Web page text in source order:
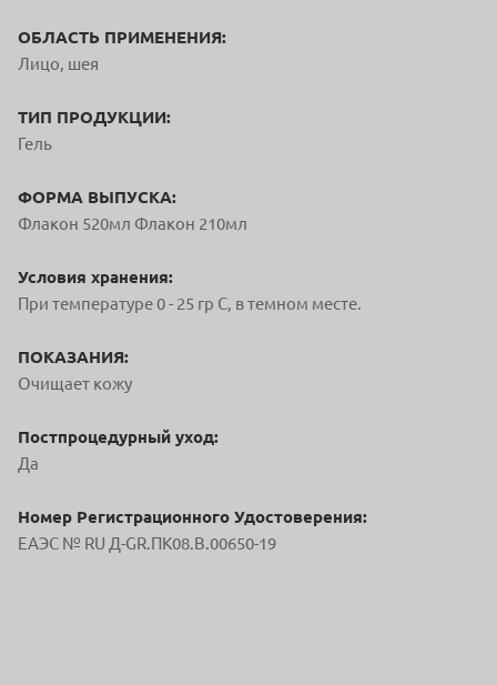
ОБЛАСТЬ ПРИМЕНЕНИЯ:
Лицо, шея
ТИП ПРОДУКЦИИ:
Гель
ФОРМА ВЫПУСКА:
Флакон 520мл Флакон 210мл
Условия хранения:
При температуре 0 - 25 гр С, в темном месте.
ПОКАЗАНИЯ:
Очищает кожу
Постпроцедурный уход:
Да
Номер Регистрационного Удостоверения:
ЕАЭС № RU Д-GR.ПК08.В.00650-19